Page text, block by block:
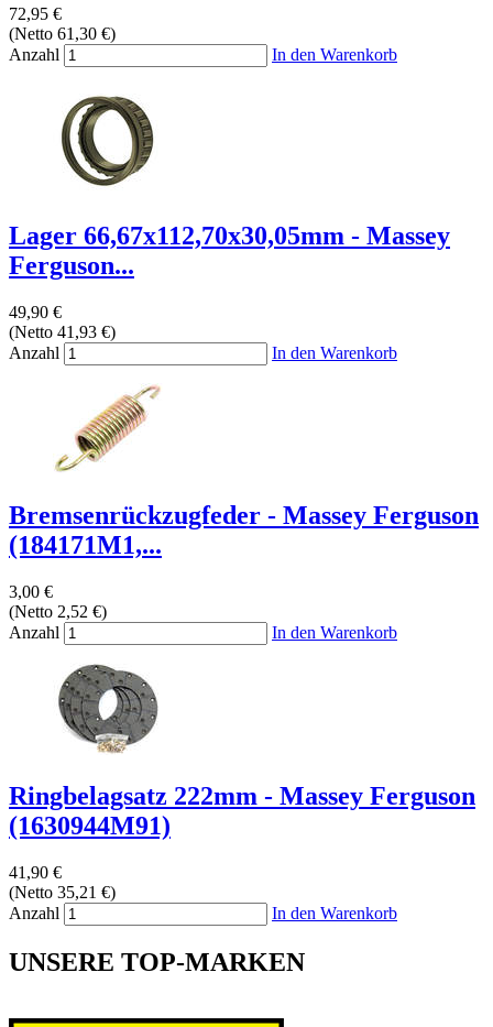
72,95 €
(Netto 61,30 €)
Anzahl
In den Warenkorb
Lager 66,67x112,70x30,05mm - Massey
Ferguson...
49,90 €
(Netto 41,93 €)
Anzahl
In den Warenkorb
Bremsenrückzugfeder - Massey Ferguson
(184171M1,...
3,00 €
(Netto 2,52 €)
Anzahl
In den Warenkorb
Ringbelagsatz 222mm - Massey Ferguson
(1630944M91)
41,90 €
(Netto 35,21 €)
Anzahl
In den Warenkorb
UNSERE TOP-MARKEN